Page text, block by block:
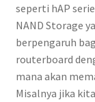
seperti hAP
NAND Storage
berpengaruh
routerboard
mana akan
Misalnya jika